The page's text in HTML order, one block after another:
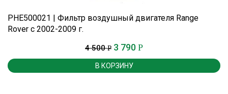
PHE500021 | Фильтр воздушный двигателя Range
Rover с 2002-2009 г.
4 500Р 3 790 Р
В КОРЗИНУ